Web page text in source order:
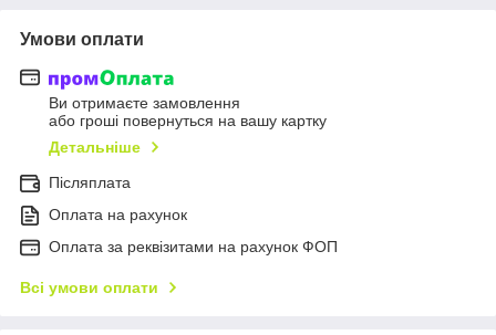
Умови оплати
Ви отримаєте замовлення
або гроші повернуться на вашу картку
Детальніше
Післяплата
Оплата на рахунок
Оплата за реквізитами на рахунок ФОП
Всі умови оплати